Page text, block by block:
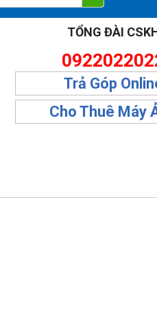
TỔNG ĐÀI
Trả Góp
Cho Thuê Máy